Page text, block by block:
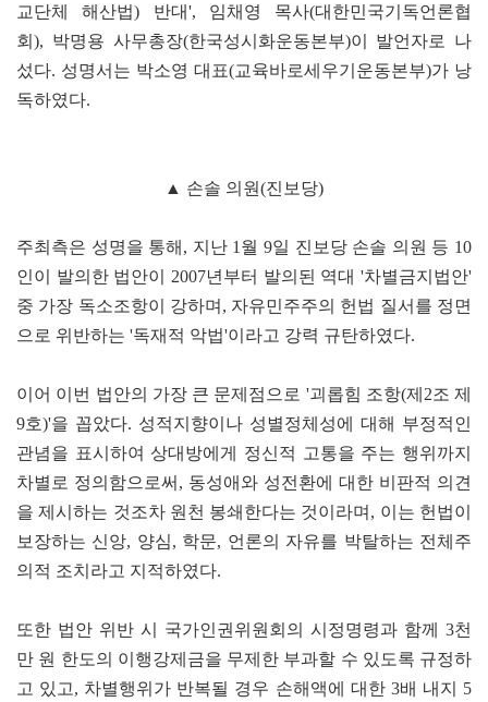
교단체 해산법) 반대', 임채영 목사(대한민국기독언론협
회), 박명용 사무총장(한국성시화운동본부)이 발언자로 나
섰다. 성명서는 박소영 대표(교육바로세우기운동본부)가 낭
독하였다.
▲ 손솔 의원(진보당)
주최측은 성명을 통해, 지난 1월 9일 진보당 손솔 의원 등 10
인이 발의한 법안이 2007년부터 발의된 역대 '차별금지법안'
중 가장 독소조항이 강하며, 자유민주주의 헌법 질서를 정면
으로 위반하는 '독재적 악법'이라고 강력 규탄하였다.
이어 이번 법안의 가장 큰 문제점으로 '괴롭힘 조항(제2조 제
9호)'을 꼽았다. 성적지향이나 성별정체성에 대해 부정적인
관념을 표시하여 상대방에게 정신적 고통을 주는 행위까지
차별로 정의함으로써, 동성애와 성전환에 대한 비판적 의견
을 제시하는 것조차 원천 봉쇄한다는 것이라며, 이는 헌법이
보장하는 신앙, 양심, 학문, 언론의 자유를 박탈하는 전체주
의적 조치라고 지적하였다.
또한 법안 위반 시 국가인권위원회의 시정명령과 함께 3천
만 원 한도의 이행강제금을 무제한 부과할 수 있도록 규정하
고 있고, 차별행위가 반복될 경우 손해액에 대한 3배 내지 5